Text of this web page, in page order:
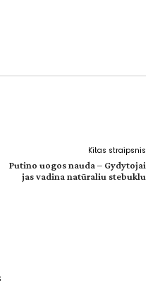
Kitas straipsnis
Putino uogos nauda – Gydytojai
jas vadina natūraliu stebuklu